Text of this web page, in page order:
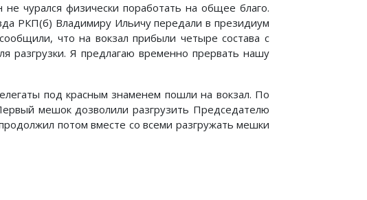
чурался физически поработать на общее благо.
РКП(б) Владимиру Ильичу передали в президиум
что на вокзал прибыли четыре состава с
разгрузки. Я предлагаю временно прервать нашу
под красным знаменем пошли на вокзал. По
мешок дозволили разгрузить Председателю
потом вместе со всеми разгружать мешки